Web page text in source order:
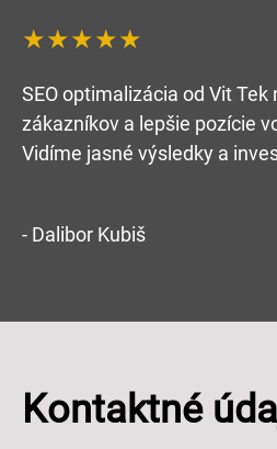
★★★★★
SEO optimalizácia od Vit
zákazníkov a lepšie pozície
Vidíme jasné výsledky a
- Dalibor Kubiš
Kontaktné